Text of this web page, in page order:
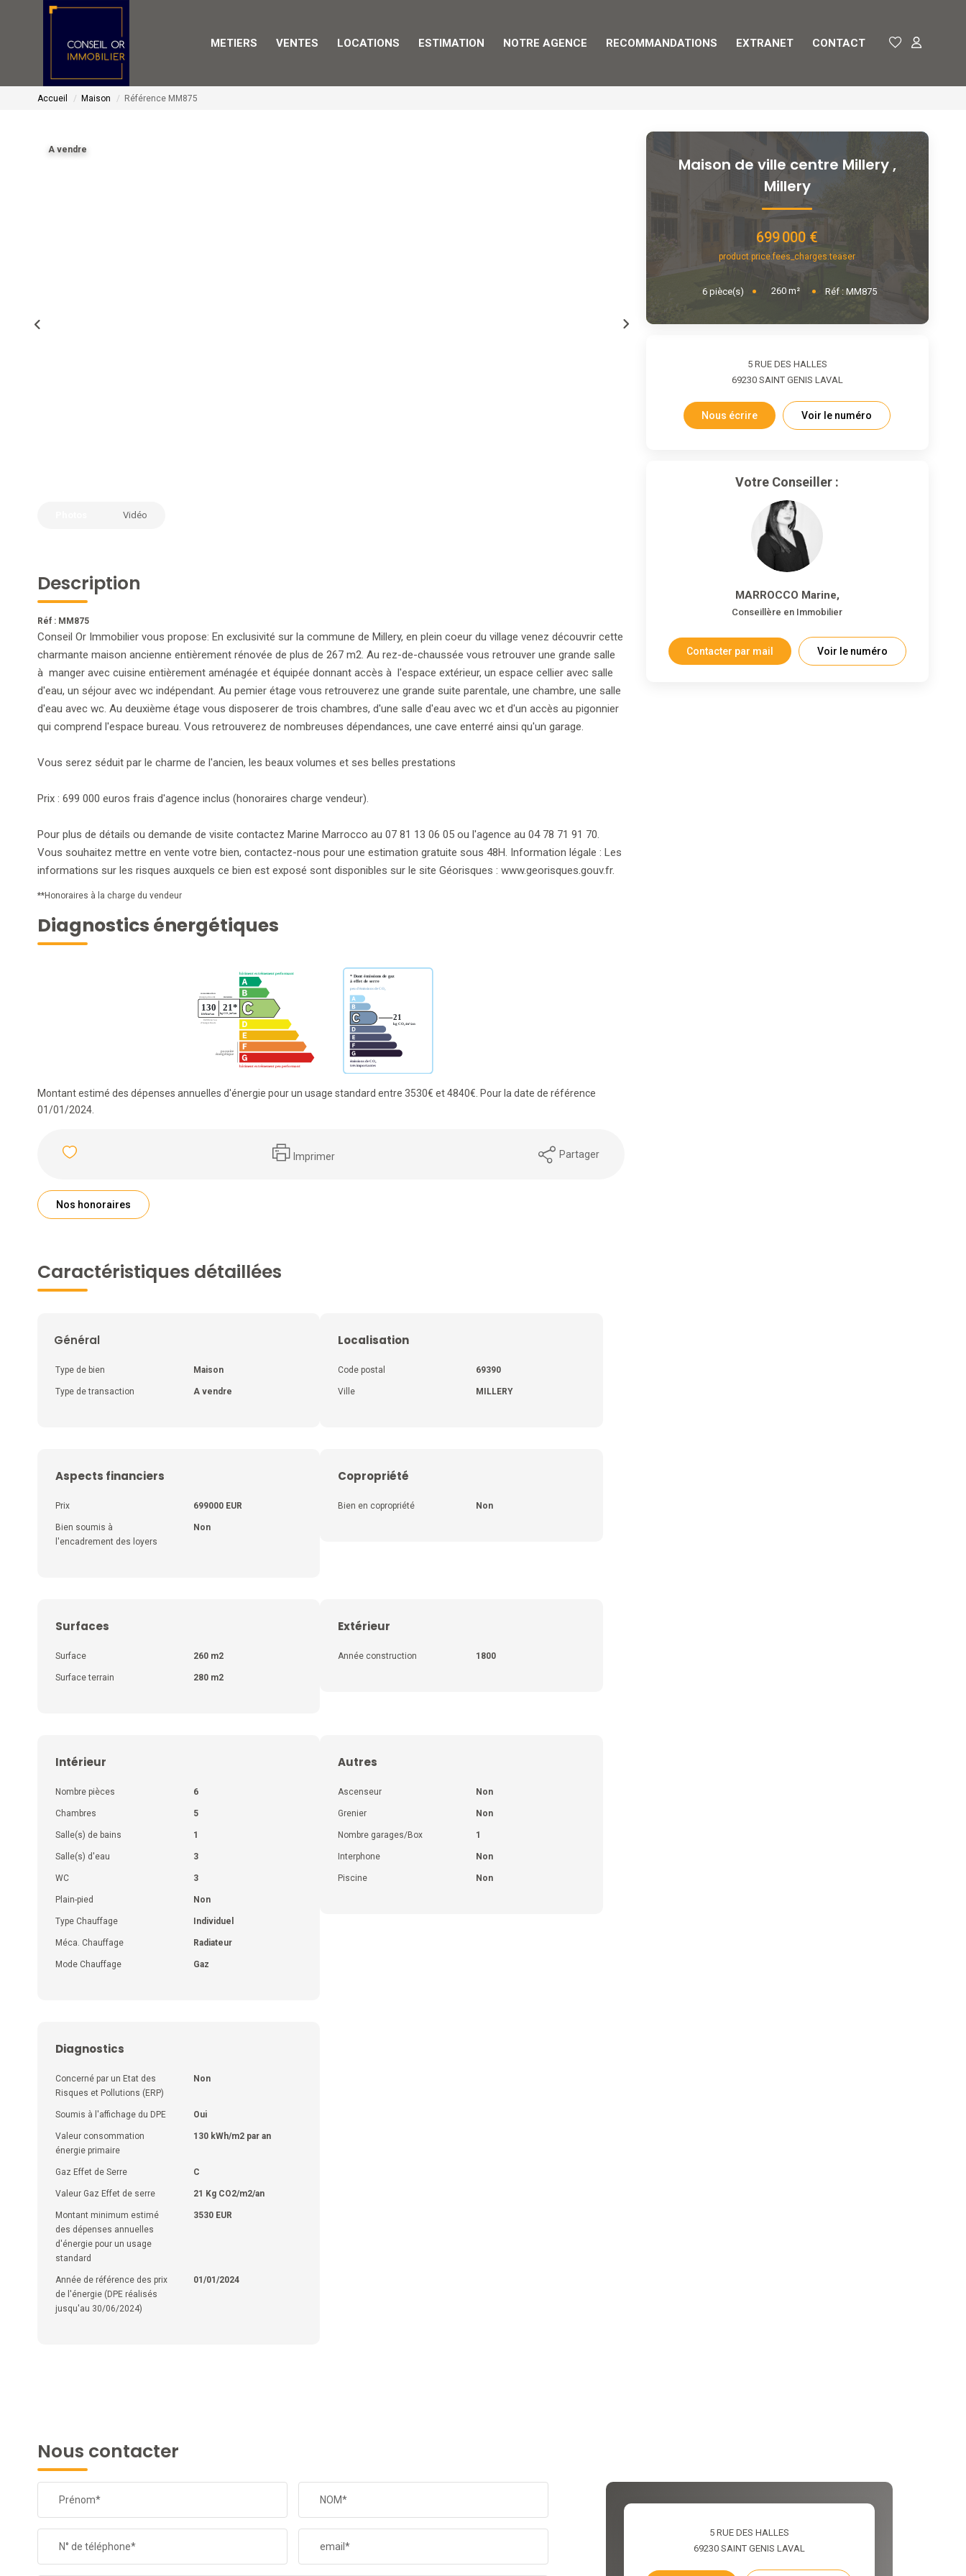
METIERS VENTES LOCATIONS ESTIMATION NOTRE AGENCE RECOMMANDATIONS EXTRANET CONTACT
Accueil Maison Référence MM875
A vendre
Vidéo
Description
Réf : MM875
Conseil Or Immobilier vous propose: En exclusivité sur la commune de Millery, en plein coeur du village venez découvrir cette
charmante maison ancienne entièrement rénovée de plus de 267 m2. Au rez-de-chaussée vous retrouver une grande salle
à manger avec cuisine entièrement aménagée et équipée donnant accès à l'espace extérieur, un espace cellier avec salle
d'eau, un séjour avec wc indépendant. Au pemier étage vous retrouverez une grande suite parentale, une chambre, une salle
d'eau avec wc. Au deuxième étage vous disposerer de trois chambres, d'une salle d'eau avec wc et d'un accès au pigonnier
qui comprend l'espace bureau. Vous retrouverez de nombreuses dépendances, une cave enterré ainsi qu'un garage.
Vous serez séduit par le charme de l'ancien, les beaux volumes et ses belles prestations
Prix : 699 000 euros frais d'agence inclus (honoraires charge vendeur).
Pour plus de détails ou demande de visite contactez Marine Marrocco au 07 81 13 06 05 ou l'agence au 04 78 71 91 70.
Vous souhaitez mettre en vente votre bien, contactez-nous pour une estimation gratuite sous 48H. Information légale : Les
informations sur les risques auxquels ce bien est exposé sont disponibles sur le site Géorisques : www.georisques.gouv.fr.
**Honoraires à la charge du vendeur
Diagnostics énergétiques
Montant estimé des dépenses annuelles d'énergie pour un usage standard entre 3530€ et 4840€. Pour la date de référence
01/01/2024.
Imprimer Partager
Nos honoraires
Caractéristiques détaillées
Général
Type de bien Maison
Type de transaction A vendre
Localisation
Code postal 69390
Ville MILLERY
Aspects financiers
Prix 699000 EUR
Bien soumis à
l'encadrement des loyers
Non
Copropriété
Bien en copropriété Non
Surfaces
Surface 260 m2
Surface terrain 280 m2
Extérieur
Année construction 1800
Intérieur
Nombre pièces 6
Chambres 5
Salle(s) de bains 1
Salle(s) d'eau 3
WC 3
Plain-pied Non
Type Chauffage Individuel
Méca. Chauffage Radiateur
Mode Chauffage Gaz
Autres
Ascenseur Non
Grenier Non
Nombre garages/Box 1
Interphone Non
Piscine Non
Diagnostics
Concerné par un Etat des
Risques et Pollutions (ERP)
Non
Soumis à l'affichage du DPE Oui
Valeur consommation
énergie primaire
130 kWh/m2 par an
Gaz Effet de Serre C
Valeur Gaz Effet de serre 21 Kg CO2/m2/an
Montant minimum estimé
des dépenses annuelles
d'énergie pour un usage
standard
3530 EUR
Année de référence des prix
de l'énergie (DPE réalisés
jusqu'au 30/06/2024)
01/01/2024
Maison de ville centre Millery ,
Millery
699 000 €
product.price.fees_charges.teaser
6 pièce(s) 260 m² Réf : MM875
5 RUE DES HALLES
69230 SAINT GENIS LAVAL
Nous écrire Voir le numéro
Votre Conseiller :
MARROCCO Marine,
Conseillère en Immobilier
Contacter par mail Voir le numéro
Nous contacter
Prénom* NOM*
N° de téléphone* email*
5 RUE DES HALLES
69230 SAINT GENIS LAVAL